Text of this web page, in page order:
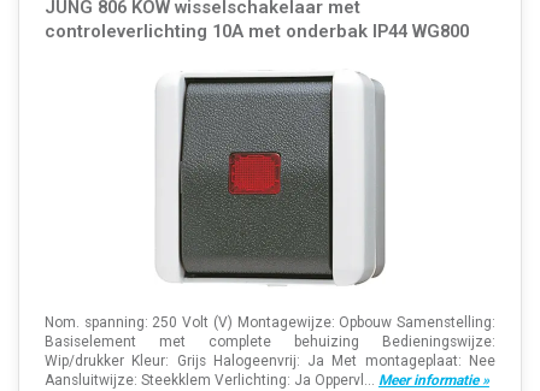
JUNG 806 KOW wisselschakelaar met
controleverlichting 10A met onderbak IP44 WG800
Nom. spanning: 250 Volt (V) Montagewijze: Opbouw Samenstelling:
Basiselement met complete behuizing Bedieningswijze:
Wip/drukker Kleur: Grijs Halogeenvrij: Ja Met montageplaat: Nee
Aansluitwijze: Steekklem Verlichting: Ja Oppervl... Meer informatie »